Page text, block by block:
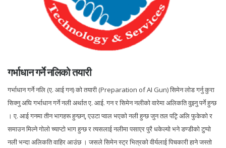
गर्भाधान गर्ने नलिको तयारी
गर्भाधान गर्ने नलि (ए. आई गन) को तयारी (Preparation of AI Gun) सिमेन लोड गर्नु कुरा
सिक्नु अघि गर्भाधान गर्ने नली अर्थात ए. आई. गन र सिमेन नलीको वारेमा अलिकति वुझ्नु पर्ने हुन्छ
। ए. आई गनमा तीन भागहरू हुन्छन्, एउटा प्वाल भएको नली हुन्छ जुन तल पटिृ अलि फुकेको र
समाउन मिल्ने गोलो च्याप्टो भाग हुन्छ र त्यसलाई नलीमा पसाएर पुरै धकेल्यो भने डण्डीको टुप्पो
नली भन्दा अलिकति वाहिर आउंछ । जसले सिमेन स्ट्र भित्रको वीर्यलाई पिचकारी हाने जस्तो